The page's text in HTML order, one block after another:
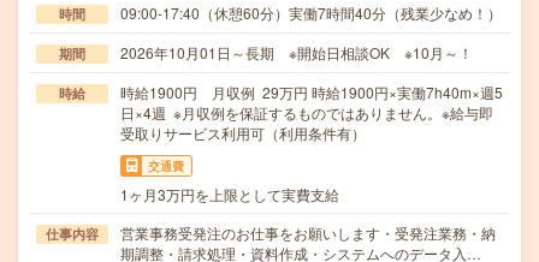
時間 09:00-17:40（休憩60分）実働7時間40分（残業少なめ！）
期間 2026年10月01日～長期 ※開始日相談OK ※10月～！
時給
時給1900円 月収例 29万円 時給1900円×実働7h40m×週5
日×4週 ※月収例を保証するものではありません。※給与即
受取りサービス利用可（利用条件有）
交通費
1ヶ月3万円を上限として実費支給
仕事内容
営業事務受発注のお仕事をお願いします・受発注業務・納
期調整・請求処理・資料作成・システムへのデータ入…